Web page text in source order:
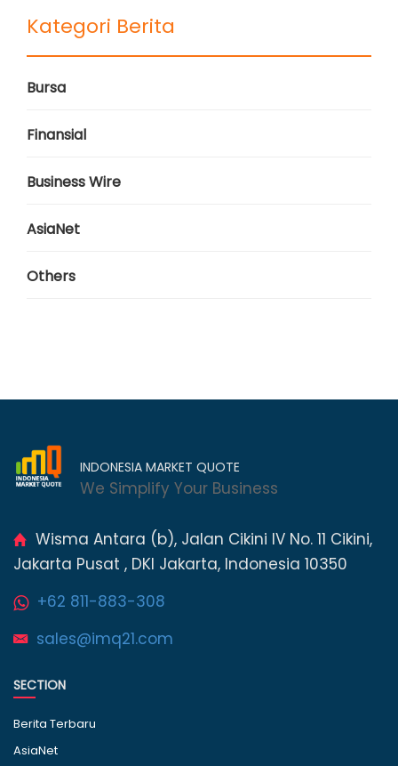
Kategori Berita
Bursa
Finansial
Business Wire
AsiaNet
Others
INDONESIA MARKET QUOTE
We Simplify Your Business
Wisma Antara (b), Jalan Cikini IV No. 11 Cikini,
Jakarta Pusat , DKI Jakarta, Indonesia 10350
+62 811-883-308
sales@imq21.com
SECTION
Berita Terbaru
AsiaNet